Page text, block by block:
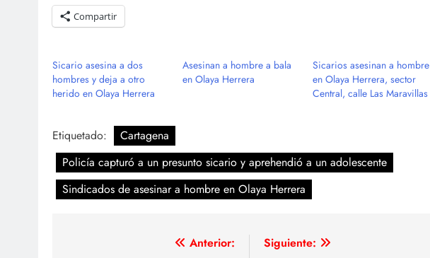
Compartir
Sicario asesina a dos
hombres y deja a otro
herido en Olaya Herrera
Asesinan a hombre a bala
en Olaya Herrera
Sicarios asesinan a hombre
en Olaya Herrera, sector
Central, calle Las Maravillas
Etiquetado:
Cartagena
Policía capturó a un presunto sicario y aprehendió a un adolescente
Sindicados de asesinar a hombre en Olaya Herrera
Anterior:
Siguiente: